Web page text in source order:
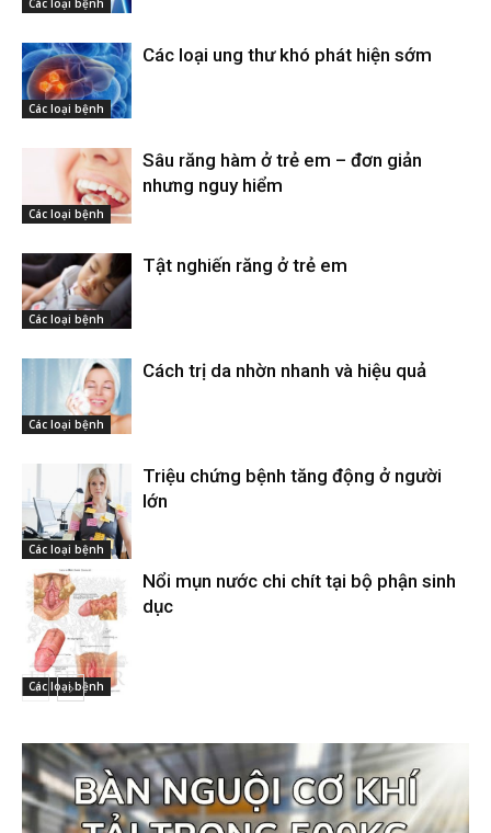
Các loại bệnh
Các loại ung thư khó phát hiện sớm
Các loại bệnh
Sâu răng hàm ở trẻ em – đơn giản
nhưng nguy hiểm
Các loại bệnh
Tật nghiến răng ở trẻ em
Các loại bệnh
Cách trị da nhờn nhanh và hiệu quả
Các loại bệnh
Triệu chứng bệnh tăng động ở người
lớn
Các loại bệnh
Nổi mụn nước chi chít tại bộ phận sinh
dục